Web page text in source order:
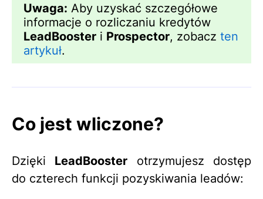
Uwaga: Aby uzyskać szczegółowe
informacje o rozliczaniu kredytów
LeadBooster i Prospector, zobacz ten
artykuł.
Co jest wliczone?
Dzięki LeadBooster otrzymujesz dostęp
do czterech funkcji pozyskiwania leadów: